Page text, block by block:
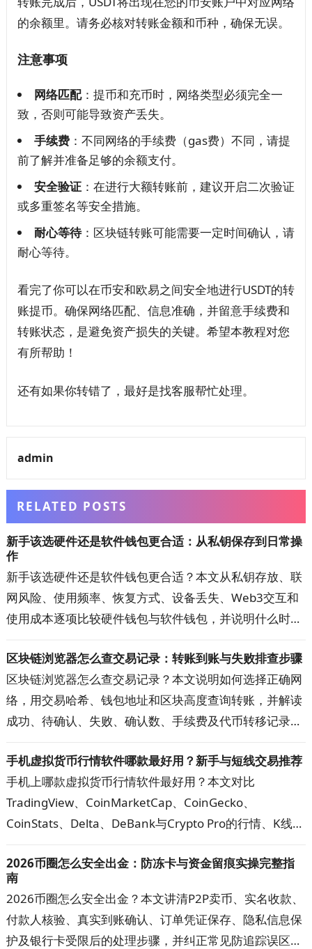
的余额里。请务必核对转账金额和币种，确保无误。
注意事项
网络匹配：提币和充币时，网络类型必须完全一
致，否则可能导致资产丢失。
手续费：不同网络的手续费（gas费）不同，请提
前了解并准备足够的余额支付。
安全验证：在进行大额转账前，建议开启二次验证
或多重签名等安全措施。
耐心等待：区块链转账可能需要一定时间确认，请
耐心等待。
看完了你可以在币安和欧易之间安全地进行USDT的转
账提币。确保网络匹配、信息准确，并留意手续费和
转账状态，是避免资产损失的关键。希望本教程对您
有所帮助！
还有如果你转错了，最好是找客服帮忙处理。
admin
RELATED POSTS
新手该选硬件还是软件钱包更合适：从私钥保存到日常操
作
新手该选硬件还是软件钱包更合适？本文从私钥存放、联
网风险、使用频率、恢复方式、设备丢失、Web3交互和
使用成本逐项比较硬件钱包与软件钱包，并说明什么时候
及两者组合使用的方法，帮助你按自己的资金用途和操作
习惯选择更合适的钱包。
区块链浏览器怎么查交易记录：转账到账与失败排查步骤
区块链浏览器怎么查交易记录？本文说明如何选择正确网
络，用交易哈希、钱包地址和区块高度查询转账，并解读
成功、待确认、失败、确认数、手续费及代币转移记录。
核对网络、地址、代币合约和交易状态，快速定位问题。
手机虚拟货币行情软件哪款最好用？新手与短线交易推荐
手机上哪款虚拟货币行情软件最好用？本文对比
TradingView、CoinMarketCap、CoinGecko、
CoinStats、Delta、DeBank与Crypto Pro的行情、K线、
钱包用户选出主看盘App，并建立更可靠的数据核对方
案。
2026币圈怎么安全出金：防冻卡与资金留痕实操完整指
南
2026币圈怎么安全出金？本文讲清P2P卖币、实名收款、
付款人核验、真实到账确认、订单凭证保存、隐私信息保
护及银行卡受限后的处理步骤，并纠正常见防追踪误区。